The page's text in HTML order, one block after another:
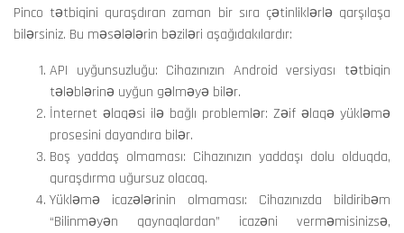
Pinco tətbiqini quraşdıran zaman bir sıra çətinliklərlə qarşılaşa
bilərsiniz. Bu məsələlərin bəziləri aşağıdakılardır:
API uyğunsuzluğu: Cihazınızın Android versiyası tətbiqin
tələblərinə uyğun gəlməyə bilər.
İnternet əlaqəsi ilə bağlı problemlər: Zəif əlaqə yükləmə
prosesini dayandıra bilər.
Boş yaddaş olmaması: Cihazınızın yaddaşı dolu olduqda,
quraşdırma uğursuz olacaq.
Yükləmə icazələrinin olmaması: Cihazınızda bildiribəm
“Bilinməyən qaynaqlardan” icazəni verməmisinizsə,